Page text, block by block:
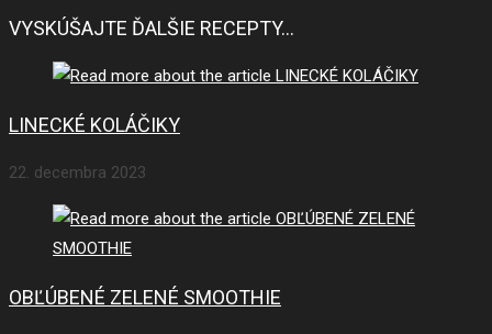
VYSKÚŠAJTE ĎALŠIE RECEPTY...
LINECKÉ KOLÁČIKY
22. decembra 2023
OBĽÚBENÉ ZELENÉ SMOOTHIE